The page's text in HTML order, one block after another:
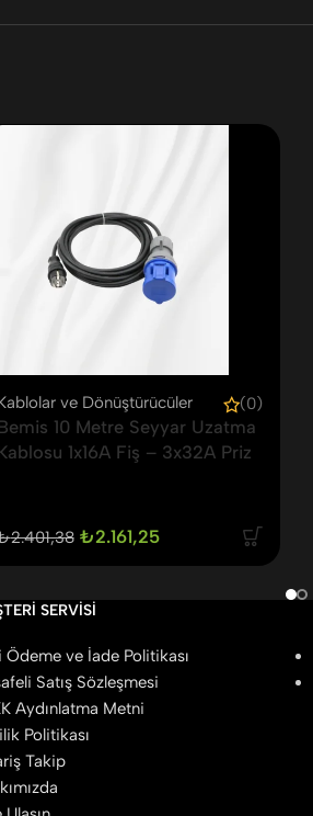
ve Dönüştürücüler (0)
10 Metre Seyyar Uzatma
1x16A Fiş – 3x32A Priz
2.401,38 ₺2.161,25
SERVISI
Ödeme ve İade Politikası
Satış Sözleşmesi
Aydınlatma Metni
Politikası
Takip